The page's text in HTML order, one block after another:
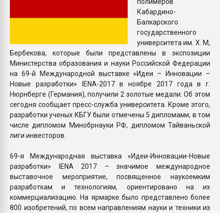
Кабардино-
Балкарского
государственного
университета им. Х. М,
Бербекова, которые были представлены в экспозиции
Министерства образования и науки Российской Федерации
на 69-й Международной выставке «Идеи – Инновации –
Новые разработки» IENA-2017 в ноябре 2017 года в г.
Нюрнберге (Германия), получили 2 золотые медали. Об этом
сегодня сообщает пресс-служба университета. Кроме этого,
разработки ученых КБГУ были отмечены 5 дипломами, в том
числе дипломом Минобрнауки РФ, дипломом Тайваньской
лиги инвесторов.
69-я Международная выставка «Идеи-Инновации-Новые
разработки» IENA 2017 – значимое международное
выставочное мероприятие, посвященное наукоемким
разработкам и технологиям, ориентировано на их
коммерциализацию. На ярмарке было представлено более
800 изобретений, по всем направлениям науки и техники из